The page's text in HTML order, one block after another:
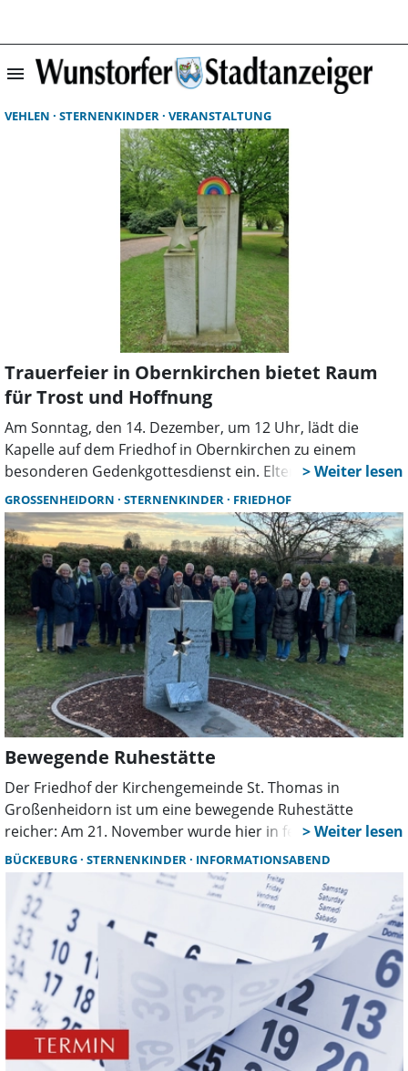
menu
VEHLEN STERNENKINDER VERANSTALTUNG
Trauerfeier in Obernkirchen bietet Raum
für Trost und Hoffnung
Am Sonntag, den 14. Dezember, um 12 Uhr, lädt die
Kapelle auf dem Friedhof in Obernkirchen zu einem
besonderen Gedenkgottesdienst ein. Eltern, die vor,
während oder nach der Geburt ein Kind verloren haben,
sowie ihre Familienangehörigen, sind herzlich
willkommen, um gemeinsam der Sternenkinder zu
gedenken.
GROSSENHEIDORN STERNENKINDER FRIEDHOF
Bewegende Ruhestätte
Der Friedhof der Kirchengemeinde St. Thomas in
Großenheidorn ist um eine bewegende Ruhestätte
reicher: Am 21. November wurde hier in feierlichem
Rahmen eine neue Gedenkstätte für Sternenkinder
eingeweiht. Der Einladung zu diesem Anlass folgten
zahlreiche Gäste, darunter Hebammen und
Vertreterinnen des Vereins „Sternenkind Schaumburg”.
BÜCKEBURG STERNENKINDER INFORMATIONSABEND